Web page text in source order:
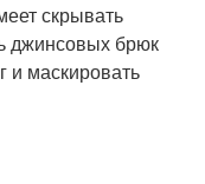
скрывать
джинсовых брюк
и маскировать